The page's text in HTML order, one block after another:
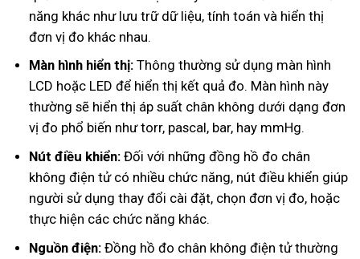
năng khác như lưu trữ dữ liệu, tính toán và hiển thị
đơn vị đo khác nhau.
Màn hình hiển thị:Thông thường sử dụng màn hình
LCD hoặc LED để hiển thị kết quả đo. Màn hình này
thường sẽ hiển thị áp suất chân không dưới dạng đơn
vị đo phổ biến như torr, pascal, bar, hay mmHg.
Nút điều khiển:Đối với những đồng hồ đo chân
không điện tử có nhiều chức năng, nút điều khiển giúp
người sử dụng thay đổi cài đặt, chọn đơn vị đo, hoặc
thực hiện các chức năng khác.
Nguồn điện:Đồng hồ đo chân không điện tử thường